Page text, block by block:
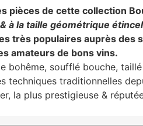
pièces de cette collection
à la taille géométrique
très populaires auprès des
amateurs de bons vins.
bohême, soufflé bouche,
techniques traditionnelles
la plus prestigieuse &